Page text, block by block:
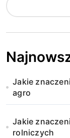
Jakie
agro
Jakie
rolniczych